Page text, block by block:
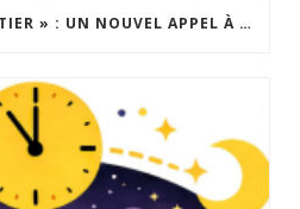
« INSPIRONS LE QUARTIER » : UN NOUVEL APPEL À PROJETS EST LANCÉ !